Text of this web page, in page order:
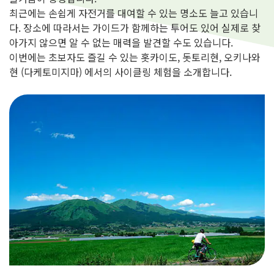
최근에는 손쉽게 자전거를 대여할 수 있는 명소도 늘고 있습니
다. 장소에 따라서는 가이드가 함께하는 투어도 있어 실제로 찾
아가지 않으면 알 수 없는 매력을 발견할 수도 있습니다.
이번에는 초보자도 즐길 수 있는 홋카이도, 돗토리현, 오키나와
현 (다케토미지마) 에서의 사이클링 체험을 소개합니다.